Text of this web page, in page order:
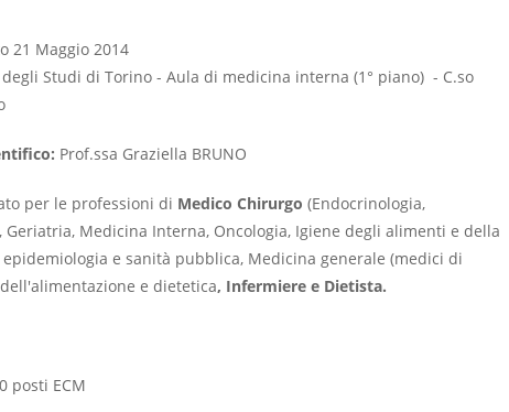
21 Maggio 2014
Studi di Torino - Aula di medicina interna (1° piano) - C.so
Prof.ssa Graziella BRUNO
per le professioni di Medico Chirurgo (Endocrinologia,
Geriatria, Medicina Interna, Oncologia, Igiene degli alimenti e della
e sanità pubblica, Medicina generale (medici di
e dietetica, Infermiere e Dietista.
posti ECM